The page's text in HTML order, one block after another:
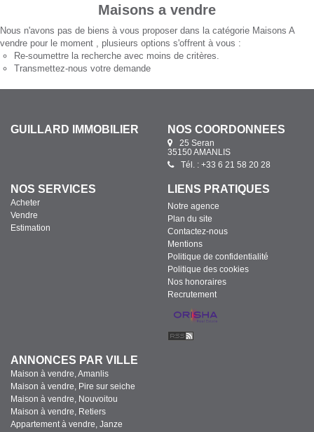
Maisons a vendre
Nous n'avons pas de biens à vous proposer dans la catégorie Maisons A
vendre pour le moment , plusieurs options s'offrent à vous :
Re-soumettre la recherche avec moins de critères.
Transmettez-nous votre demande
GUILLARD IMMOBILIER NOS COORDONNÉES
25 Seran
35150 AMANLIS
Tél. : +33 6 21 58 20 28
NOS SERVICES
Acheter
Vendre
Estimation
LIENS PRATIQUES
Notre agence
Plan du site
Contactez-nous
Mentions
Politique de confidentialité
Politique des cookies
Nos honoraires
Recrutement
ANNONCES PAR VILLE
Maison à vendre, Amanlis
Maison à vendre, Pire sur seiche
Maison à vendre, Nouvoitou
Maison à vendre, Retiers
Appartement à vendre, Janze